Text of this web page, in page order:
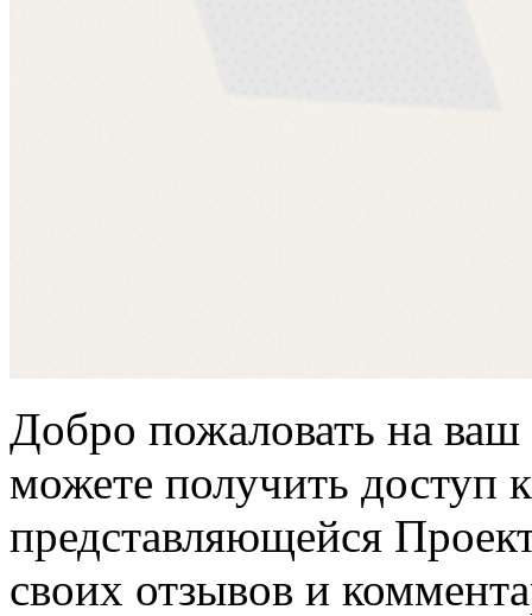
Добро пожаловать на
можете получить доступ
представляющейся
своих отзывов и